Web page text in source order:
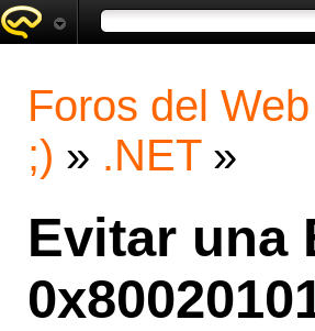
Foros del Web
;) » .NET »
Evitar una